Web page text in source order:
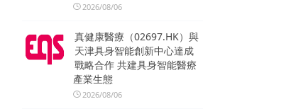
2026/08/06
真健康醫療（02697.HK）與
天津具身智能創新中心達成
戰略合作 共建具身智能醫療
產業生態
2026/08/06